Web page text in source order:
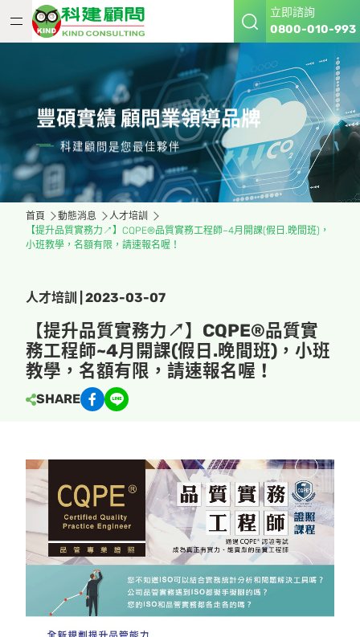
立即諮詢
0800-010-993
豐碩實績 顧問業領導品牌
科建顧問是您最佳夥伴
首頁 動態消息
人才培訓
【提升品質實務力↗】CQPE®品質實務工程師~4月開課(假日.晚間班)，
小班教學，名額有限，請速報名喔！
人才培訓 | 2023-03-07
【提升品質實務力↗】CQPE®品質實
務工程師~4月開課(假日.晚間班)，小班
教學，名額有限，請速報名喔！
SHARE